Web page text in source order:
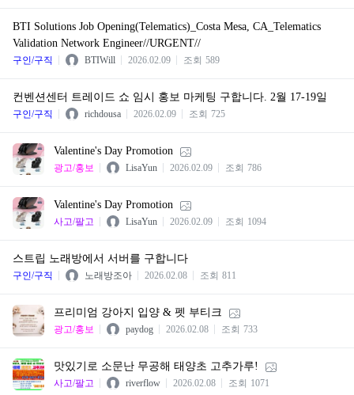
BTI Solutions Job Opening(Telematics)_Costa Mesa, CA_Telematics
Validation Network Engineer//URGENT//
구인/구직 BTIWill 2026.02.09 조회 589
컨벤션센터 트레이드 쇼 임시 홍보 마케팅 구합니다. 2월 17-19일
구인/구직 richdousa 2026.02.09 조회 725
Valentine's Day Promotion
광고/홍보 LisaYun 2026.02.09 조회 786
Valentine's Day Promotion
사고/팔고 LisaYun 2026.02.09 조회 1094
스트립 노래방에서 서버를 구합니다
구인/구직 노래방조아 2026.02.08 조회 811
프리미엄 강아지 입양 & 펫 부티크
광고/홍보 paydog 2026.02.08 조회 733
맛있기로 소문난 무공해 태양초 고추가루!
사고/팔고 riverflow 2026.02.08 조회 1071